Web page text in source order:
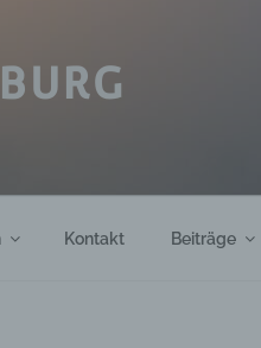
Kontakt Beiträge